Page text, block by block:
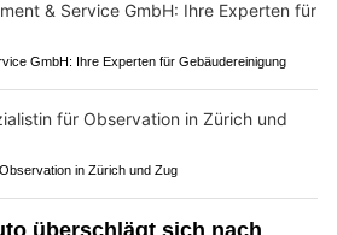
GmbH: Ihre Experten für Gebäudereinigung
in Zürich und Zug